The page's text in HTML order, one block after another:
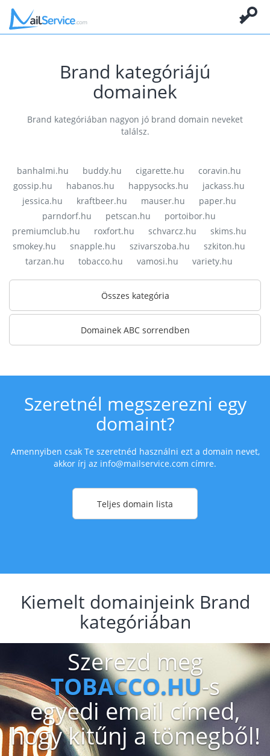
Brand kategóriájú
domainek
Brand kategóriában nagyon jó brand domain neveket
találsz.
banhalmi.hu buddy.hu cigarette.hu
coravin.hu
gossip.hu
habanos.hu happysocks.hu
jackass.hu
jessica.hu
kraftbeer.hu mauser.hu
paper.hu
parndorf.hu
petscan.hu
portoibor.hu
premiumclub.hu
roxfort.hu schvarcz.hu
skims.hu
smokey.hu
snapple.hu szivarszoba.hu
szkiton.hu
tarzan.hu
tobacco.hu vamosi.hu variety.hu
Összes kategória
Domainek ABC sorrendben
Szeretnél megszerezni egy
domaint?
Amennyiben csak Te szeretnéd használni ezt a domain nevet,
akkor írj az info@mailservice.com címre.
Teljes domain lista
Kiemelt domainjeink Brand
kategóriában
Szerezd meg
TOBACCO.HU-s
egyedi email címed,
hogy kitűnj a tömegből!